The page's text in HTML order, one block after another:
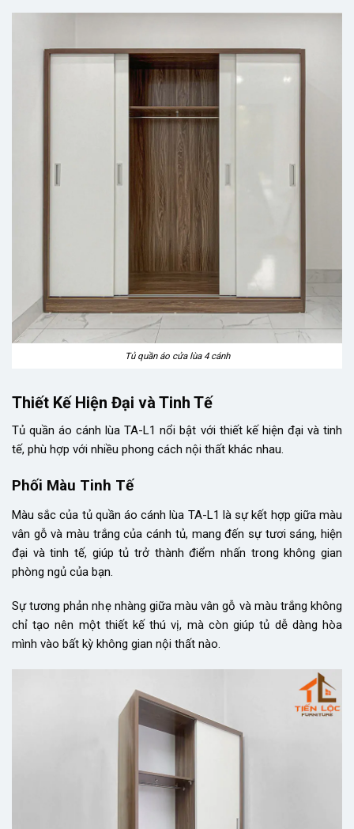
Tủ quần áo cửa lùa 4 cánh
Thiết Kế Hiện Đại và Tinh Tế
Tủ quần áo cánh lùa TA-L1 nổi bật với thiết kế hiện đại và tinh
tế, phù hợp với nhiều phong cách nội thất khác nhau.
Phối Màu Tinh Tế
Màu sắc của tủ quần áo cánh lùa TA-L1 là sự kết hợp giữa màu
vân gỗ và màu trắng của cánh tủ, mang đến sự tươi sáng, hiện
đại và tinh tế, giúp tủ trở thành điểm nhấn trong không gian
phòng ngủ của bạn.
Sự tương phản nhẹ nhàng giữa màu vân gỗ và màu trắng không
chỉ tạo nên một thiết kế thú vị, mà còn giúp tủ dễ dàng hòa
mình vào bất kỳ không gian nội thất nào.